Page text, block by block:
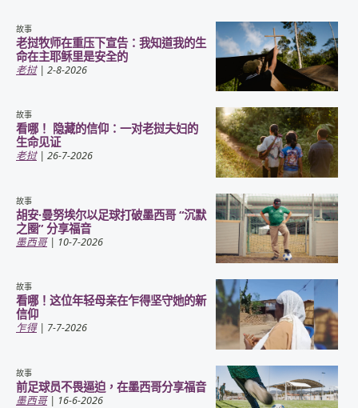
故事
老挝牧师在重压下宣告：我知道我的生
命在主耶稣里是安全的
老挝| 2-8-2026
故事
看哪！ 隐藏的信仰：一对老挝夫妇的
生命见证
老挝| 26-7-2026
故事
胡安·曼努埃尔以足球打破墨西哥 “沉默
之圈” 分享福音
墨西哥| 10-7-2026
故事
看哪！这位年轻母亲在乍得坚守她的新
信仰
乍得| 7-7-2026
故事
前足球员不畏逼迫，在墨西哥分享福音
墨西哥| 16-6-2026